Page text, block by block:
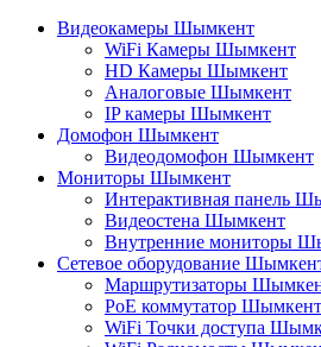
Видеокамеры Шымкент
WiFi Камеры Шымкент
HD Камеры Шымкент
Аналоговые Шымкент
IP камеры Шымкент
Домофон Шымкент
Видеодомофон Шымкент
Мониторы Шымкент
Интерактивная панель
Видеостена Шымкент
Внутренние мониторы
Сетевое оборудование
Маршрутизаторы
PoE коммутатор Шымкент
WiFi Точки доступа